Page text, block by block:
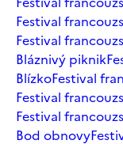
Festival
Festival
Bláznivý piknik
BlízkoFestival
Festival
Festival
Bod obnovy